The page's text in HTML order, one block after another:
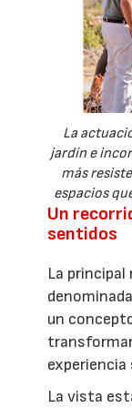
La
jardín e
más
espacios
Un
sentidos
La principal
un
experiencia
La vista